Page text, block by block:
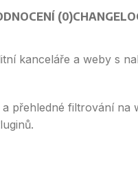
(0)
kanceláře a weby s
přehledné filtrování na